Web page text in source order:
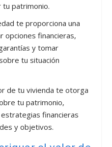
patrimonio.
te proporciona una
opciones financieras,
y tomar
tu situación
de tu vivienda te otorga
tu patrimonio,
financieras
y objetivos.